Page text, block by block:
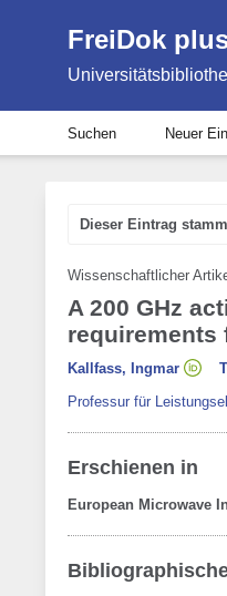
FreiDok
Suchen Neuer
Dieser Eintrag
Wissenschaftlicher
A 200 GHz
requirements
Kallfass, Ingmar
Professur für
Erschienen in
European Microwave